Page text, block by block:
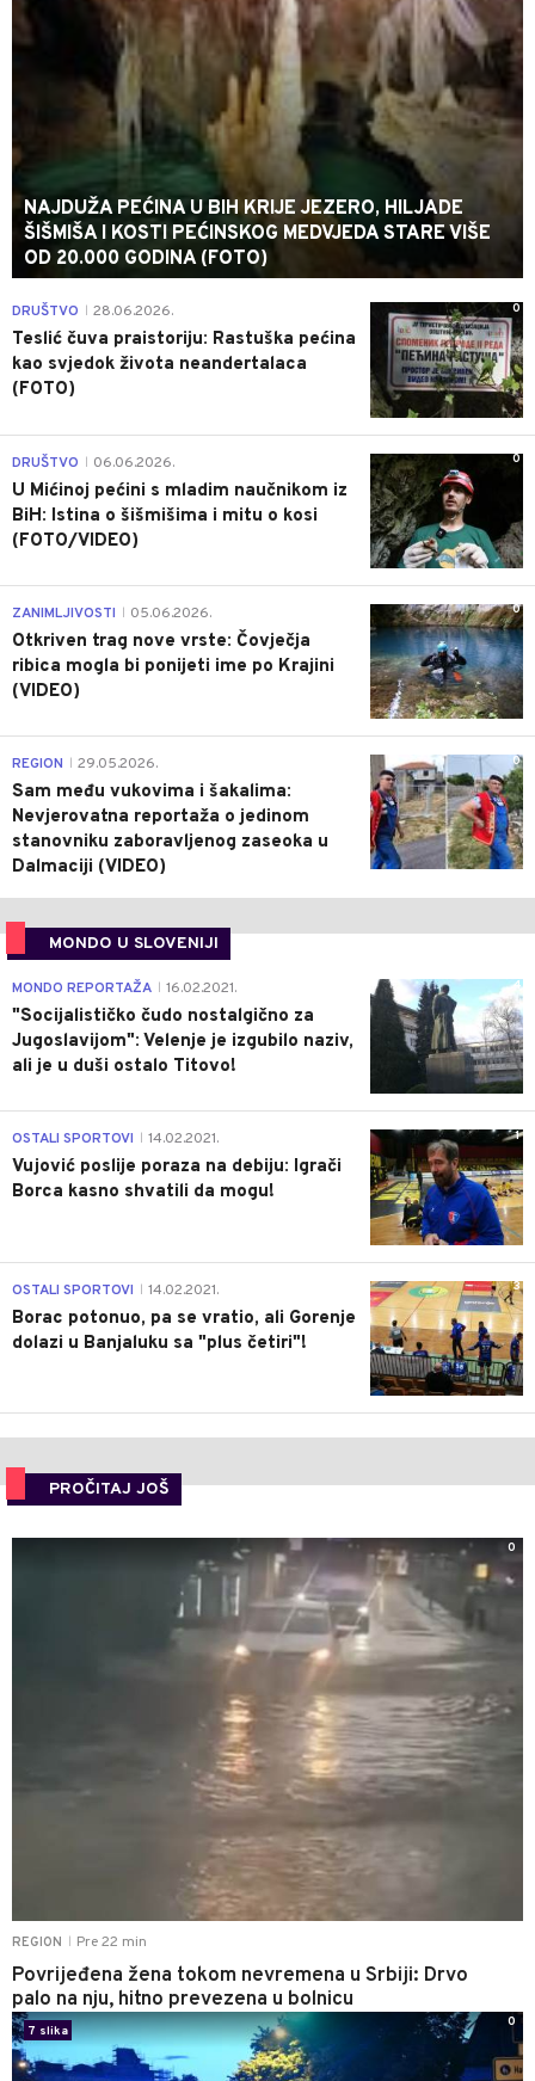
NAJDUŽA PEĆINA U BIH KRIJE JEZERO, HILJADE
ŠIŠMIŠA I KOSTI PEĆINSKOG MEDVJEDA STARE VIŠE
OD 20.000 GODINA (FOTO)
0
DRUŠTVO 28.06.2026.
Teslić čuva praistoriju: Rastuška pećina
kao svjedok života neandertalaca
(FOTO)
0
DRUŠTVO 06.06.2026.
U Mićinoj pećini s mladim naučnikom iz
BiH: Istina o šišmišima i mitu o kosi
(FOTO/VIDEO)
0
ZANIMLJIVOSTI 05.06.2026.
Otkriven trag nove vrste: Čovječja
ribica mogla bi ponijeti ime po Krajini
(VIDEO)
0
REGION 29.05.2026.
Sam među vukovima i šakalima:
Nevjerovatna reportaža o jedinom
stanovniku zaboravljenog zaseoka u
Dalmaciji (VIDEO)
MONDO U SLOVENIJI
4
MONDO REPORTAŽA 16.02.2021.
"Socijalističko čudo nostalgično za
Jugoslavijom": Velenje je izgubilo naziv,
ali je u duši ostalo Titovo!
1
OSTALI SPORTOVI 14.02.2021.
Vujović poslije poraza na debiju: Igrači
Borca kasno shvatili da mogu!
3
OSTALI SPORTOVI 14.02.2021.
Borac potonuo, pa se vratio, ali Gorenje
dolazi u Banjaluku sa "plus četiri"!
PROČITAJ JOŠ
REGION Pre 22 min
Povrijeđena žena tokom nevremena u Srbiji: Drvo
palo na nju, hitno prevezena u bolnicu
0
7 slika
0